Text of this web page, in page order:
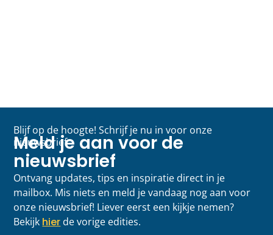
Blijf op de hoogte! Schrijf je nu in voor onze
nieuwsbrief
Meld je aan voor de
nieuwsbrief
Ontvang updates, tips en inspiratie direct in je
mailbox. Mis niets en meld je vandaag nog aan voor
onze nieuwsbrief! Liever eerst een kijkje nemen?
Bekijk hier de vorige edities.